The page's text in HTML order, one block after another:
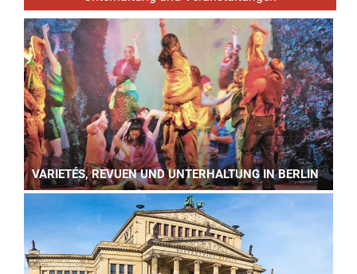
VARIETÉS, REVUEN UND UNTERHALTUNG IN BERLIN